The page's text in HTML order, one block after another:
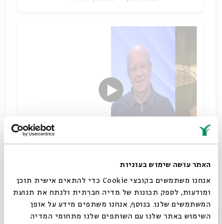
האתר עושה שימוש בעוגיות
אנחנו משתמשים בקובצי Cookie כדי להתאים אישית תוכן
ומודעות, לספק תכונות של מדיה חברתית ולנתח את תנועת
המשתמשים שלנו. בנוסף, אנחנו משתפים מידע על אופן
השימוש באתר שלנו עם השותפים שלנו מתחומי המדיה
שיתוף
תגיות: מקרא וספרות בית שני מדרש תנחומא מדרש מרק ברגמן
סגור